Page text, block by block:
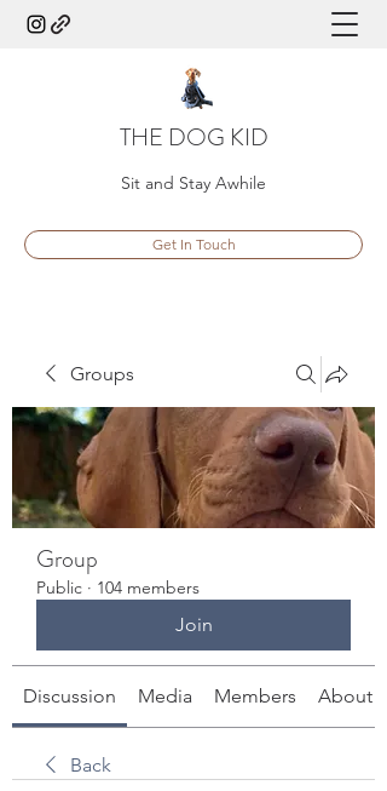
THE DOG KID
Sit and Stay Awhile
Get In Touch
Groups
Group
Public · 104 members
Join
Discussion Media Members About
Back